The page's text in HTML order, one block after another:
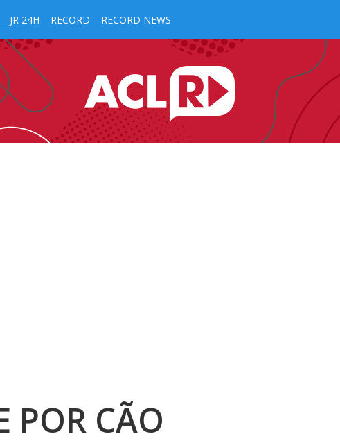
JR 24H RECORD RECORD NEWS
POR CÃO